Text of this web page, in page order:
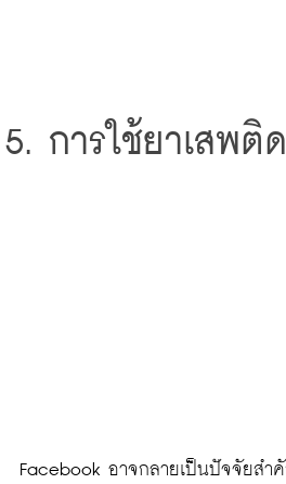
การใช้ยาเสพติด